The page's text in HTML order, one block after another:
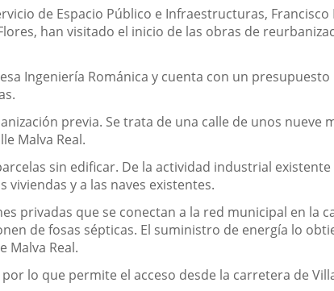
de Espacio Público e Infraestructuras, Francisco
han visitado el inicio de las obras de
Ingeniería Románica y cuenta con un presupuesto
previa. Se trata de una calle de unos nueve
Malva Real.
sin edificar. De la actividad industrial
y a las naves existentes.
privadas que se conectan a la red municipal en la
de fosas sépticas. El suministro de energía lo
Malva Real.
lo que permite el acceso desde la carretera de